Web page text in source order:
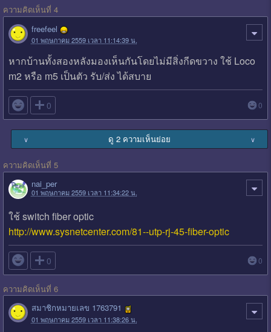
ความคิดเห็นที่ 4
freefeel
01 พฤษภาคม 2559 เวลา 11:14:39 น.
หากบ้านทั้งสองหลังมองเห็นกันโดยไม่มีสิ่งกีดขวาง ใช้ Loco
m2 หรือ m5 เป็นตัว รับ/ส่ง ได้สบาย
 0 0
∨ ดู 2 ความเห็นย่อย ∨
ความคิดเห็นที่ 5
nai_per
01 พฤษภาคม 2559 เวลา 11:34:22 น.
ใช้ switch fiber optic
http://www.sysnetcenter.com/81--utp-rj-45-fiber-optic
 0 0
ความคิดเห็นที่ 6
สมาชิกหมายเลข 1763791
01 พฤษภาคม 2559 เวลา 11:38:26 น.